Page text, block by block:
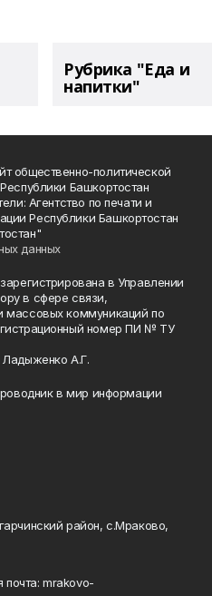
Рубрика "Еда и
напитки"
общественно-политической
Башкортостан
Агентство по печати и
Республики Башкортостан
данных
в Управлении
в сфере связи,
массовых коммуникаций по
номер ПИ № ТУ
Ладыженко А.Г.
в мир информации
район, с.Мраково,
почта: mrakovo-